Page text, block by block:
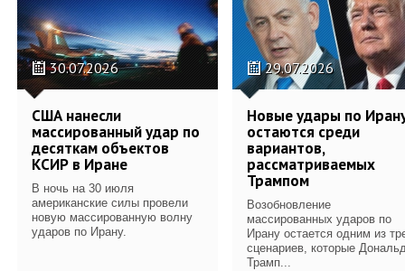
30.07.2026
США нанесли
массированный удар по
десяткам объектов
КСИР в Иране
В ночь на 30 июля
американские силы провели
новую массированную волну
ударов по Ирану.
29.07.2026
Новые удары по
остаются среди
вариантов,
рассматриваемых
Трампом
Возобновление
массированных ударов по
Ирану остается одним из
сценариев, которые
Трамп...